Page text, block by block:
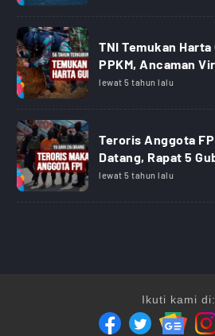
TNI Temukan
PPKM, Ancaman
lewat 5 tahun lalu
Teroris Anggota
Datang, Rapat 5
lewat 5 tahun lalu
Ikuti kami di: